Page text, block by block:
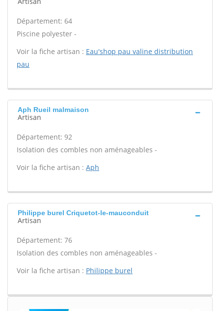
Département: 64
Piscine polyester -
Voir la fiche artisan : Eau'shop pau valine distribution
pau
Aph Rueil malmaison
Artisan
Département: 92
Isolation des combles non aménageables -
Voir la fiche artisan : Aph
Philippe burel Criquetot-le-mauconduit
Artisan
Département: 76
Isolation des combles non aménageables -
Voir la fiche artisan : Philippe burel